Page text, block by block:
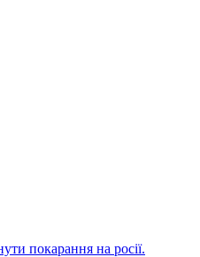
покарання на росії.